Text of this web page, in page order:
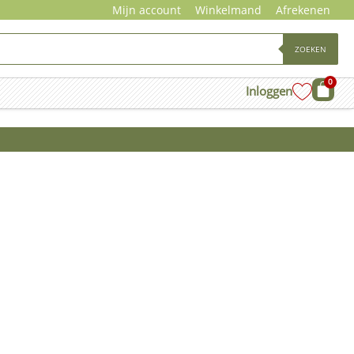
Mijn account Winkelmand Afrekenen
ZOEKEN
Inloggen
0